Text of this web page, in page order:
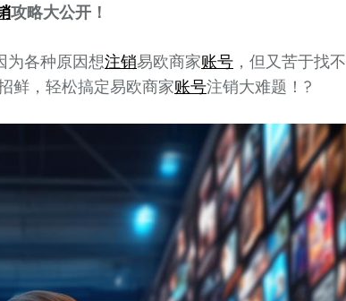
攻略大公开！
为各种原因想注销易欧商家账号 ，但又苦于找不
鲜，轻松搞定易欧商家账号注销大难题！?